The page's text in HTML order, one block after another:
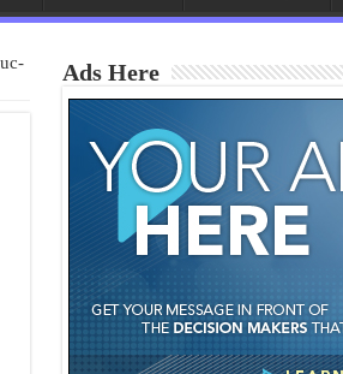
Ads Here